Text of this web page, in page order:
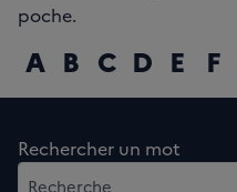
poche.
A B C D E F
Rechercher un mot